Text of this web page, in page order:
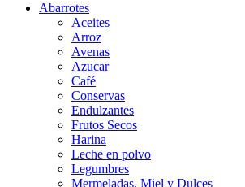
Abarrotes
Aceites
Arroz
Avenas
Azucar
Café
Conservas
Endulzantes
Frutos Secos
Harina
Leche en polvo
Legumbres
Mermeladas, Miel y Dulces